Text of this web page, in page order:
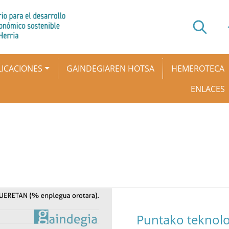
GAINDEGIAREN HOTSA
HEMEROTECA
ENLACES
Puntako